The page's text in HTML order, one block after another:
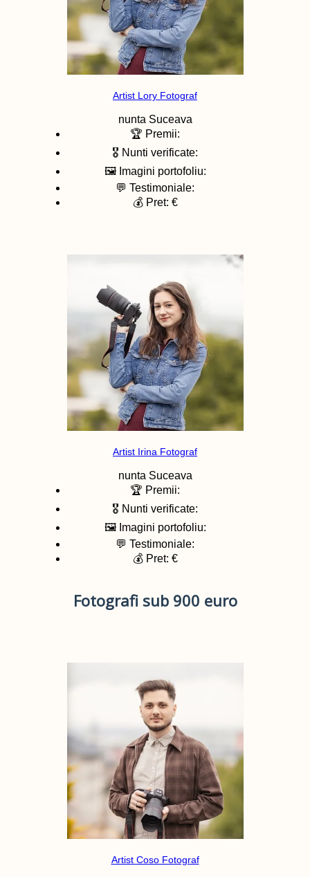
Artist Lory Fotograf
nunta Suceava
🏆 Premii:
🎖️ Nunti verificate:
🖼️ Imagini portofoliu:
💬 Testimoniale:
💰 Pret: €
Artist Irina Fotograf
nunta Suceava
🏆 Premii:
🎖️ Nunti verificate:
🖼️ Imagini portofoliu:
💬 Testimoniale:
💰 Pret: €
Fotografi sub 900 euro
Artist Coso Fotograf